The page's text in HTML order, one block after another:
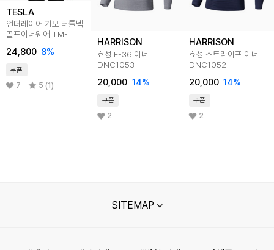
TESLA
언더레이어 기모 터틀넥
골프이너웨어 TM-
24,800 8%
쿠폰
7 5 (1)
HARRISON
효성 F-36 이너
DNC1053
20,000 14%
쿠폰
2
HARRISON
효성 스트라이프 이너
DNC1052
20,000 14%
쿠폰
2
SITEMAP